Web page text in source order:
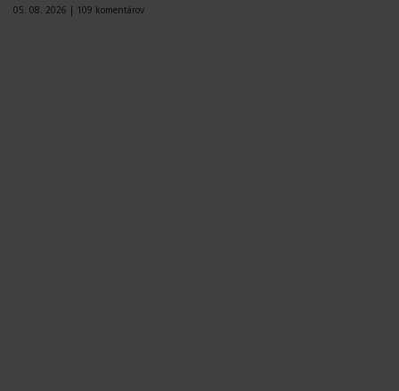
05. 08. 2026 | 109 komentárov